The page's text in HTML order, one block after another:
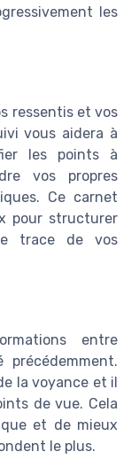
les
ressentis et vos
vous aidera à
les points à
vos propres
Ce carnet
pour structurer
trace de vos
entre
précédemment.
la voyance et il
de vue. Cela
et de mieux
le plus.